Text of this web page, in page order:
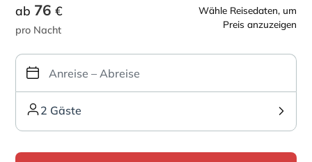
Wähle Reisedaten, um
Preis anzuzeigen
ab 76 €
pro Nacht
2 Gäste